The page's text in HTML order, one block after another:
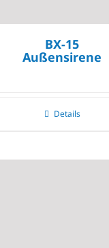
BX-15
Außensirene
Details